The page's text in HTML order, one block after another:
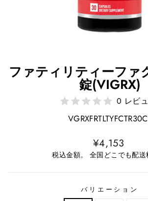
ファティリティーファ
錠(VIGRX)
0 レビ
通
常
格
¥4,153
税込金額。 全国どこでも配送
バリエーション